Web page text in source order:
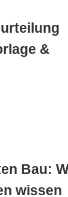
&
Bau:
wissen